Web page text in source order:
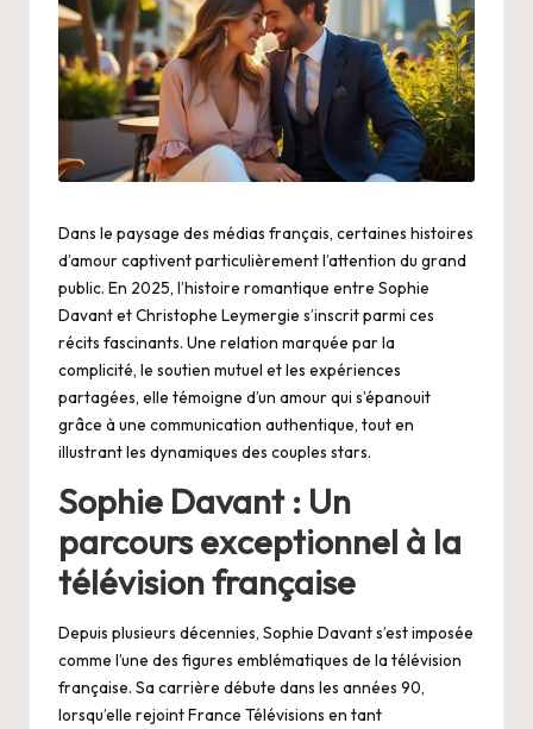
Dans le paysage des médias français, certaines histoires
d’amour captivent particulièrement l’attention du grand
public. En 2025, l’histoire romantique entre Sophie
Davant et Christophe Leymergie s’inscrit parmi ces
récits fascinants. Une relation marquée par la
complicité, le soutien mutuel et les expériences
partagées, elle témoigne d’un amour qui s’épanouit
grâce à une communication authentique, tout en
illustrant les dynamiques des couples stars.
Sophie Davant : Un
parcours exceptionnel à la
télévision française
Depuis plusieurs décennies, Sophie Davant s’est imposée
comme l’une des figures emblématiques de la télévision
française. Sa carrière débute dans les années 90,
lorsqu’elle rejoint France Télévisions en tant